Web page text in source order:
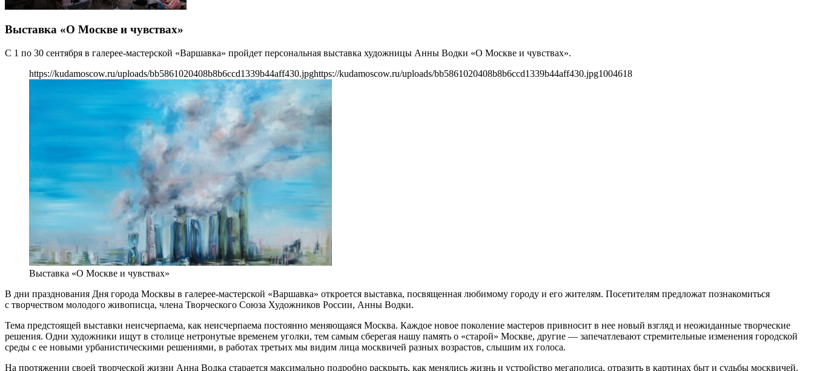
Выставка «О Москве и чувствах»
С 1 по 30 сентября в галерее-мастерской «Варшавка» пройдет персональная выставка художницы Анны Водки «О Москве и чувствах».
https://kudamoscow.ru/uploads/bb5861020408b8b6ccd1339b44aff430.jpghttps://kudamoscow.ru/uploads/bb5861020408b8b6ccd1339b44aff430.jpg1004618
Выставка «О Москве и чувствах»
В дни празднования Дня города Москвы в галерее-мастерской «Варшавка» откроется выставка, посвященная любимому городу и его жителям. Посетителям предложат познакомиться
с творчеством молодого живописца, члена Творческого Союза Художников России, Анны Водки.
Тема предстоящей выставки неисчерпаема, как неисчерпаема постоянно меняющаяся Москва. Каждое новое поколение мастеров привносит в нее новый взгляд и неожиданные творческие
решения. Одни художники ищут в столице нетронутые временем уголки, тем самым сберегая нашу память о «старой» Москве, другие — запечатлевают стремительные изменения городской
среды с ее новыми урбанистическими решениями, в работах третьих мы видим лица москвичей разных возрастов, слышим их голоса.
На протяжении своей творческой жизни Анна Водка старается максимально подробно раскрыть, как менялись жизнь и устройство мегаполиса, отразить в картинах быт и судьбы москвичей,